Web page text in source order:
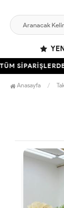
SİPARİŞLERDE
Anasayfa